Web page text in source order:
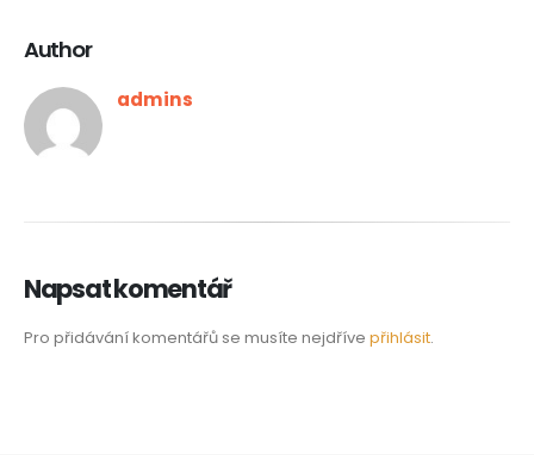
Author
admins
Napsat komentář
Pro přidávání komentářů se musíte nejdříve přihlásit.